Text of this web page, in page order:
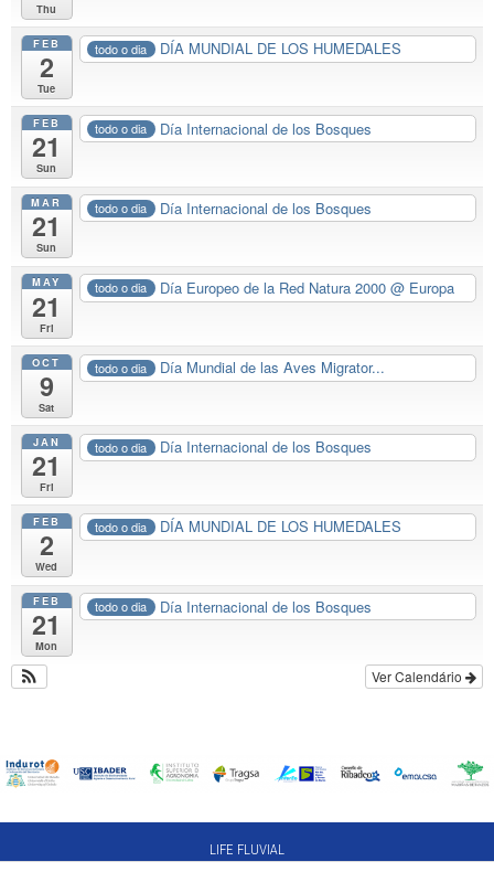
Thu
FEB
2
Tue
todo o dia DÍA MUNDIAL DE LOS HUMEDALES
FEB
21
Sun
todo o dia Día Internacional de los Bosques
MAR
21
Sun
todo o dia Día Internacional de los Bosques
MAY
21
Fri
todo o dia Día Europeo de la Red Natura 2000@ Europa
OCT
9
Sat
todo o dia Día Mundial de las Aves Migrator...
JAN
21
Fri
todo o dia Día Internacional de los Bosques
FEB
2
Wed
todo o dia DÍA MUNDIAL DE LOS HUMEDALES
FEB
21
Mon
todo o dia Día Internacional de los Bosques
Ver Calendário
LIFE FLUVIAL